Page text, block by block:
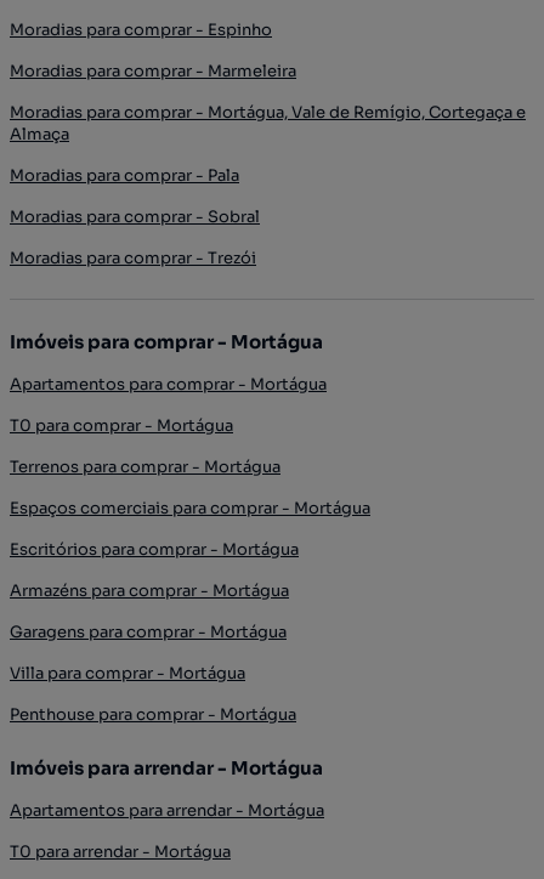
Moradias para comprar - Espinho
Moradias para comprar - Marmeleira
Moradias para comprar - Mortágua, Vale de Remígio, Cortegaça e
Almaça
Moradias para comprar - Pala
Moradias para comprar - Sobral
Moradias para comprar - Trezói
Imóveis para comprar - Mortágua
Apartamentos para comprar - Mortágua
T0 para comprar - Mortágua
Terrenos para comprar - Mortágua
Espaços comerciais para comprar - Mortágua
Escritórios para comprar - Mortágua
Armazéns para comprar - Mortágua
Garagens para comprar - Mortágua
Villa para comprar - Mortágua
Penthouse para comprar - Mortágua
Imóveis para arrendar - Mortágua
Apartamentos para arrendar - Mortágua
T0 para arrendar - Mortágua